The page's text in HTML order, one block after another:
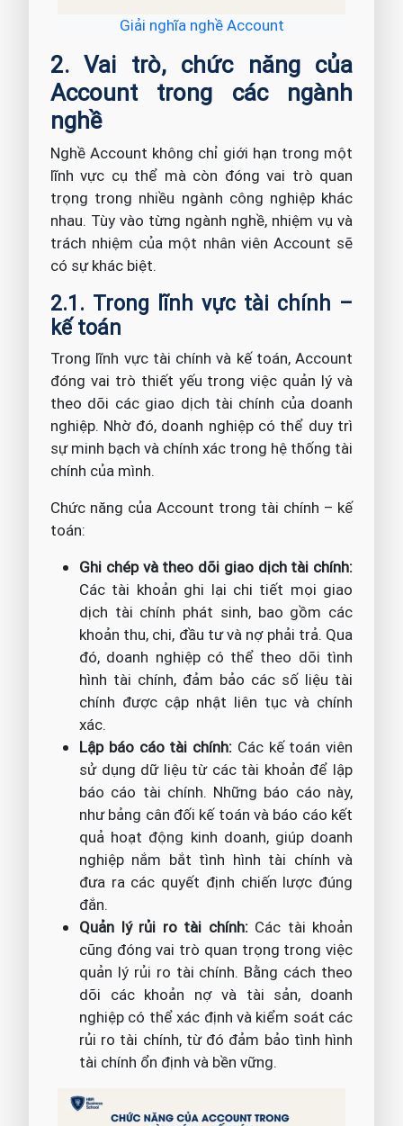
Giải nghĩa nghề Account
2. Vai trò, chức năng của
Account trong các ngành
nghề
Nghề Account không chỉ giới hạn trong một
lĩnh vực cụ thể mà còn đóng vai trò quan
trọng trong nhiều ngành công nghiệp khác
nhau. Tùy vào từng ngành nghề, nhiệm vụ và
trách nhiệm của một nhân viên Account sẽ
có sự khác biệt.
2.1. Trong lĩnh vực tài chính –
kế toán
Trong lĩnh vực tài chính và kế toán, Account
đóng vai trò thiết yếu trong việc quản lý và
theo dõi các giao dịch tài chính của doanh
nghiệp. Nhờ đó, doanh nghiệp có thể duy trì
sự minh bạch và chính xác trong hệ thống tài
chính của mình.
Chức năng của Account trong tài chính – kế
toán:
Ghi chép và theo dõi giao dịch tài chính:
Các tài khoản ghi lại chi tiết mọi giao
dịch tài chính phát sinh, bao gồm các
khoản thu, chi, đầu tư và nợ phải trả. Qua
đó, doanh nghiệp có thể theo dõi tình
hình tài chính, đảm bảo các số liệu tài
chính được cập nhật liên tục và chính
xác.
Lập báo cáo tài chính: Các kế toán viên
sử dụng dữ liệu từ các tài khoản để lập
báo cáo tài chính. Những báo cáo này,
như bảng cân đối kế toán và báo cáo kết
quả hoạt động kinh doanh, giúp doanh
nghiệp nắm bắt tình hình tài chính và
đưa ra các quyết định chiến lược đúng
đắn.
Quản lý rủi ro tài chính: Các tài khoản
cũng đóng vai trò quan trọng trong việc
quản lý rủi ro tài chính. Bằng cách theo
dõi các khoản nợ và tài sản, doanh
nghiệp có thể xác định và kiểm soát các
rủi ro tài chính, từ đó đảm bảo tình hình
tài chính ổn định và bền vững.